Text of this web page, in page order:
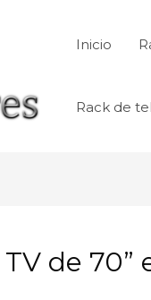
Inicio
Rack de
de 70”